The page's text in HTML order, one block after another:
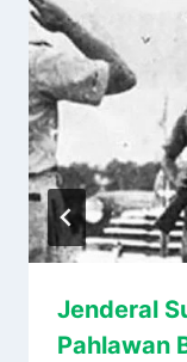
Jenderal
Pahlawan